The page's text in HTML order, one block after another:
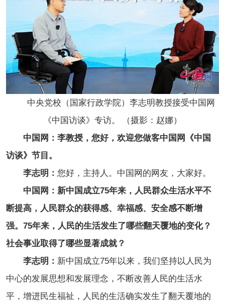
中央党校（国家行政学院）李志明教授接受中国网
《中国访谈》专访。 （摄影：赵娜）
中国网：李教授，您好，欢迎您做客中国网《中国
访谈》节目。
李志明： 您好，主持人。中国网的网友，大家好。
中国网：新中国成立75年来，人民群众生活水平不
断提高，人民群众的获得感、幸福感、安全感不断增
强。75年来，人民的生活发生了哪些翻天覆地的变化？
社会事业取得了哪些显著成就？
李志明： 新中国成立75年以来，我们坚持以人民为
中心的发展思想和发展理念，不断改善人民的生活水
平，增进民生福祉，人民的生活确实发生了翻天覆地的